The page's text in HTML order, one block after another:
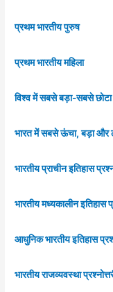
प्रथम भारतीय पुरुष
प्रथम भारतीय महिला
विश्व में सबसे बड़ा-सबसे छोटा
भारत में सबसे ऊंचा, बड़ा और
भारतीय प्राचीन इतिहास
भारतीय मध्यकालीन इतिहास
आधुनिक भारतीय इतिहास
भारतीय राजव्यवस्था